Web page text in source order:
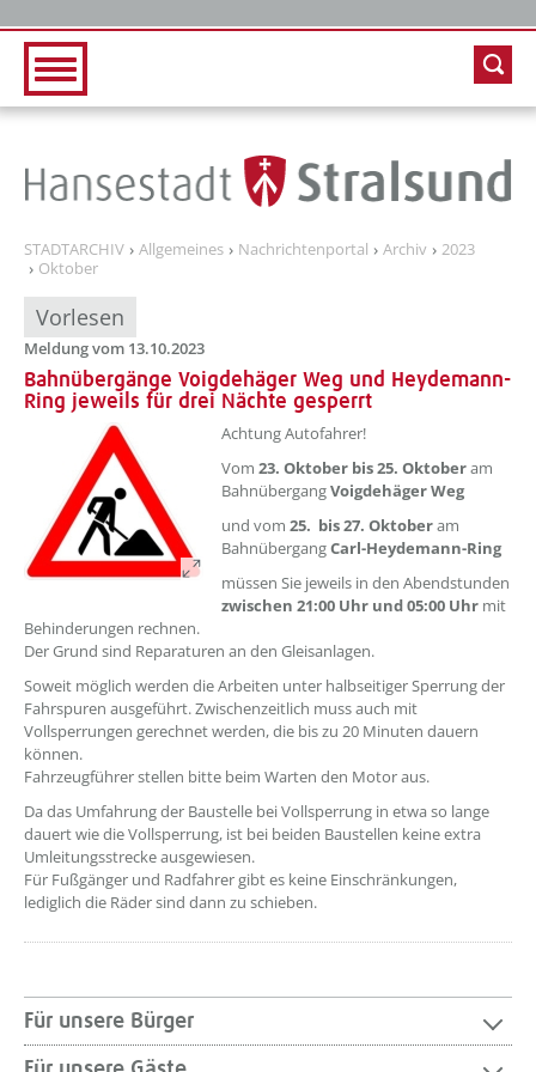
STADTARCHIV Allgemeines Nachrichtenportal Archiv
2023
Oktober
Vorlesen
Meldung vom 13.10.2023
Bahnübergänge Voigdehäger Weg und Heydemann-
Ring jeweils für drei Nächte gesperrt
??? absaetzeOben[1]/titel ???
Achtung Autofahrer!
Vom 23. Oktober bis 25. Oktoberam
BahnübergangVoigdehäger Weg
und vom 25. bis 27. Oktoberam
BahnübergangCarl-Heydemann-Ring
müssen Sie jeweils in den Abendstunden
zwischen 21:00 Uhr und 05:00 Uhr mit
Behinderungen rechnen.
Der Grund sind Reparaturen an den Gleisanlagen.
Soweit möglich werden die Arbeiten unter halbseitiger Sperrung der
Fahrspuren ausgeführt. Zwischenzeitlich muss auch mit
Vollsperrungen gerechnet werden, die bis zu 20 Minuten dauern
können.
Fahrzeugführer stellen bitte beim Warten den Motor aus.
Da das Umfahrung der Baustelle bei Vollsperrung in etwa so lange
dauert wie die Vollsperrung, ist bei beiden Baustellen keine extra
Umleitungsstrecke ausgewiesen.
Für Fußgänger und Radfahrer gibt es keine Einschränkungen,
lediglich die Räder sind dann zu schieben.
Für unsere Bürger